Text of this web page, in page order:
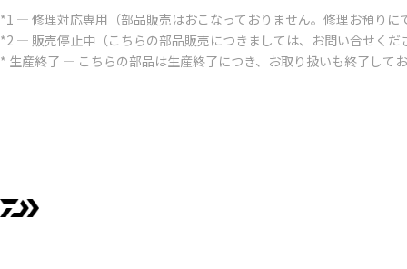
*1 ― 修理対応専用（部品販売はおこなっておりません。修理お預りに
*2 ― 販売停止中（こちらの部品販売につきましては、お問い合せくだ
* 生産終了 ― こちらの部品は生産終了につき、お取り扱いも終了して